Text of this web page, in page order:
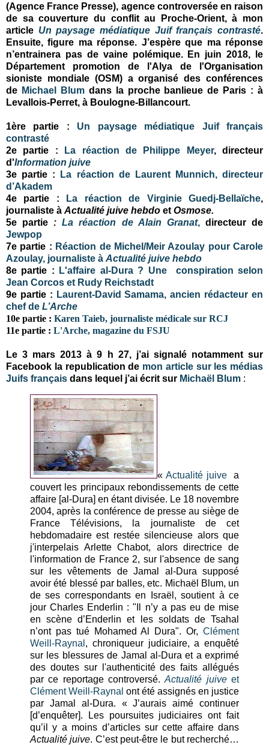
(Agence France Presse), agence controversée en raison
de sa couverture du conflit au Proche-Orient, à mon
article Un paysage médiatique Juif français contrasté.
Ensuite, figure ma réponse. J’espère que ma réponse
n’entrainera pas de vaine polémique. En juin 2018, le
Département promotion de l'Alya de l'Organisation
sioniste mondiale (OSM) a organisé des conférences
de Michael Blumdans la proche banlieue de Paris : à
Levallois-Perret, à Boulogne-Billancourt.
1ère partie : Un paysage médiatique Juif français
contrasté
2e partie :
La réaction de Philippe Meyer, directeur
d'Information juive
3e partie :
La réaction de Laurent Munnich, directeur
d’Akadem
4e partie :
La réaction de Virginie Guedj-Bellaïche,
journaliste à Actualité juive hebdo et Osmose.
5e partie :La réaction de Alain Granat,directeur de
Jewpop
7e partie : Réaction de Michel/Meir Azoulay pour Carole
Azoulay, journaliste à Actualité juive hebdo
8e partie :
L'affaire al-Dura ? Une conspiration selon
Jean Corcos et Rudy Reichstadt
9e partie : Laurent-David Samama, ancien rédacteur en
chef de L’Arche
10e partie : Karen Taieb, journaliste médicale sur RCJ
11e partie : L'Arche, magazine du FSJU
Le 3 mars 2013 à 9 h 27, j’ai signalé notamment sur
Facebook la republication de mon article sur les médias
Juifs français dans lequel j’ai écrit sur Michaël Blum :
« Actualité juivea
couvert les principaux rebondissements de cette
affaire [al-Dura] en étant divisée. Le 18 novembre
2004, après la conférence de presse au siège de
France Télévisions, la journaliste de cet
hebdomadaire est restée silencieuse alors que
j'interpelais Arlette Chabot, alors directrice de
l'information de France 2, sur l'absence de sang
sur les vêtements de Jamal al-Dura supposé
avoir été blessé par balles, etc. Michaël Blum, un
de ses correspondants en Israël, soutient à ce
jour Charles Enderlin : "Il n’y a pas eu de mise
en scène d’Enderlin et les soldats de Tsahal
n’ont pas tué Mohamed Al Dura". Or, Clément
Weill-Raynal , chroniqueur judiciaire, a enquêté
sur les blessures de Jamal al-Dura et a exprimé
des doutes sur l'authenticité des faits allégués
par ce reportage controversé.Actualité juiveet
Clément Weill-Raynal ont été assignés en justice
par Jamal al-Dura. « J’aurais aimé continuer
[d’enquêter]. Les poursuites judiciaires ont fait
qu’il y a moins d’articles sur cette affaire dans
Actualité juive. C’est peut-être le but recherché…